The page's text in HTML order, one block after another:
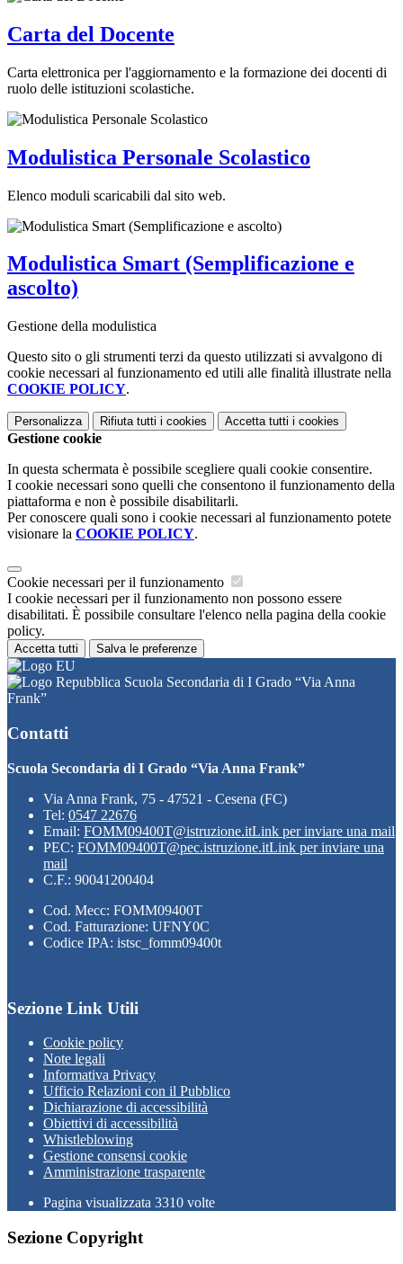
Carta del Docente
Carta elettronica per l'aggiornamento e la formazione dei docenti di
ruolo delle istituzioni scolastiche.
Modulistica Personale Scolastico
Elenco moduli scaricabili dal sito web.
Modulistica Smart (Semplificazione e
ascolto)
Gestione della modulistica
Questo sito o gli strumenti terzi da questo utilizzati si avvalgono di
cookie necessari al funzionamento ed utili alle finalità illustrate nella
COOKIE POLICY.
Personalizza Rifiuta tutti i cookies Accetta tutti i cookies
Gestione cookie
In questa schermata è possibile scegliere quali cookie consentire.
I cookie necessari sono quelli che consentono il funzionamento della
piattaforma e non è possibile disabilitarli.
Per conoscere quali sono i cookie necessari al funzionamento potete
visionare la COOKIE POLICY.
Cookie necessari per il funzionamento
I cookie necessari per il funzionamento non possono essere
disabilitati. È possibile consultare l'elenco nella pagina della cookie
policy.
Accetta tutti Salva le preferenze
Scuola Secondaria di I Grado “Via Anna
Frank”
Contatti
Scuola Secondaria di I Grado “Via Anna Frank”
Via Anna Frank, 75 - 47521 - Cesena (FC)
Tel: 0547 22676
Email: FOMM09400T@istruzione.itLink per inviare una mail
PEC: FOMM09400T@pec.istruzione.itLink per inviare una
mail
C.F.: 90041200404
Cod. Mecc: FOMM09400T
Cod. Fatturazione: UFNY0C
Codice IPA: istsc_fomm09400t
Sezione Link Utili
Cookie policy
Note legali
Informativa Privacy
Ufficio Relazioni con il Pubblico
Dichiarazione di accessibilità
Obiettivi di accessibilità
Whistleblowing
Gestione consensi cookie
Amministrazione trasparente
Pagina visualizzata 3310 volte
Sezione Copyright